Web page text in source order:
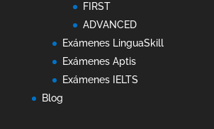
FIRST
ADVANCED
Exámenes LinguaSkill
Exámenes Aptis
Exámenes IELTS
Blog